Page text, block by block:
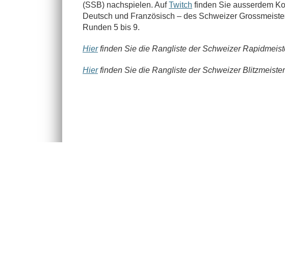
(SSB) nachspielen. AufTwitch finden Sie ausserdem
Deutsch und Französisch – des Schweizer
Runden 5 bis 9.
Hierfinden Sie die Rangliste der Schweizer
Hierfinden Sie die Rangliste der Schweizer